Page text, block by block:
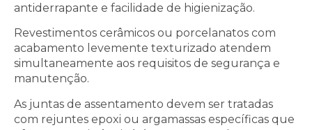
antiderrapante e facilidade de higienização.
Revestimentos cerâmicos ou porcelanatos com
acabamento levemente texturizado atendem
simultaneamente aos requisitos de segurança e
manutenção.
As juntas de assentamento devem ser tratadas
com rejuntes epoxi ou argamassas específicas que